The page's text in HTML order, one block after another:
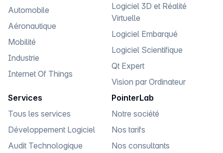
Automobile
Aéronautique
Mobilité
Industrie
Internet Of Things
Logiciel 3D et Réalité
Virtuelle
Logiciel Embarqué
Logiciel Scientifique
Qt Expert
Vision par Ordinateur
Services
Tous les services
Développement Logiciel
Audit Technologique
PointerLab
Notre société
Nos tarifs
Nos consultants